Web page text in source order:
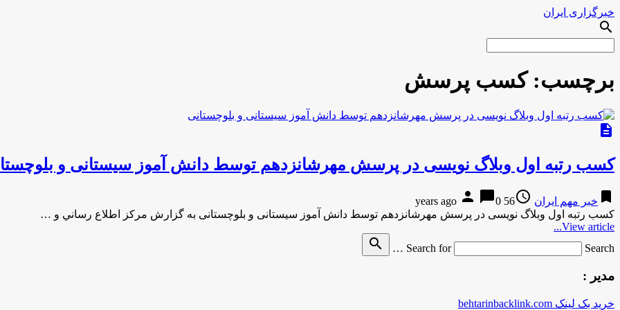
خبرگزاری ایران
search
برچسب:کسب پرسش
description
کسب رتبه اول وبلاگ نویسی در پرسش مهرشانزدهم توسط دانش آموز سیستانی و
bookmark خبر مهم ایران access_time
56 years ago
person chat_bubble0
کسب رتبه اول وبلاگ نویسی در پرسش مهرشانزدهم توسط دانش آموز سیستانی و بلوچستانی به گزارش مركز اطلاع رساني و …
View article...
Search for
Search …
search
مدیر :
خرید بک لینک behtarinbacklink.com